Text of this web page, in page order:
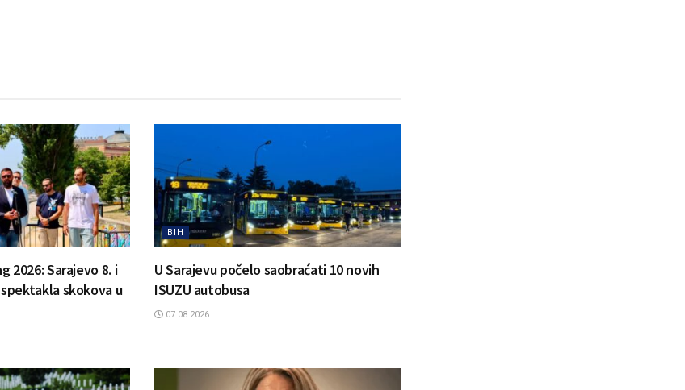
2026: Sarajevo 8. i
skokova u
BIH
U Sarajevu počelo saobraćati 10 novih
ISUZU autobusa
07.08.2026.